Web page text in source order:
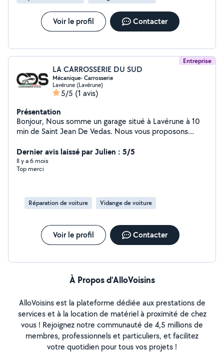
Voir le profil Contacter
Entreprise
LA CARROSSERIE DU SUD
Mécanique- Carrosserie
Lavérune (Lavérune)
5/5 (1 avis)
Présentation
Bonjour, Nous somme un garage situé à Lavérune à 10
min de Saint Jean De Vedas. Nous vous proposons
carrosserie ,mécanique, nettoyage et entretien de
véhicules pour des prix et une qualité de travail bien plus
que satisfaisant n'hésitez pas à nous contacter pour
Dernier avis laissé par Julien : 5/5
Il y a 6 mois
Top merci
Réparation de voiture Vidange de voiture
Voir le profil Contacter
À Propos d’AlloVoisins
AlloVoisins est la plateforme dédiée aux prestations de
services et à la location de matériel à proximité de chez
vous ! Rejoignez notre communauté de 4,5 millions de
membres, professionnels et particuliers, et facilitez
votre quotidien pour tous vos projets !